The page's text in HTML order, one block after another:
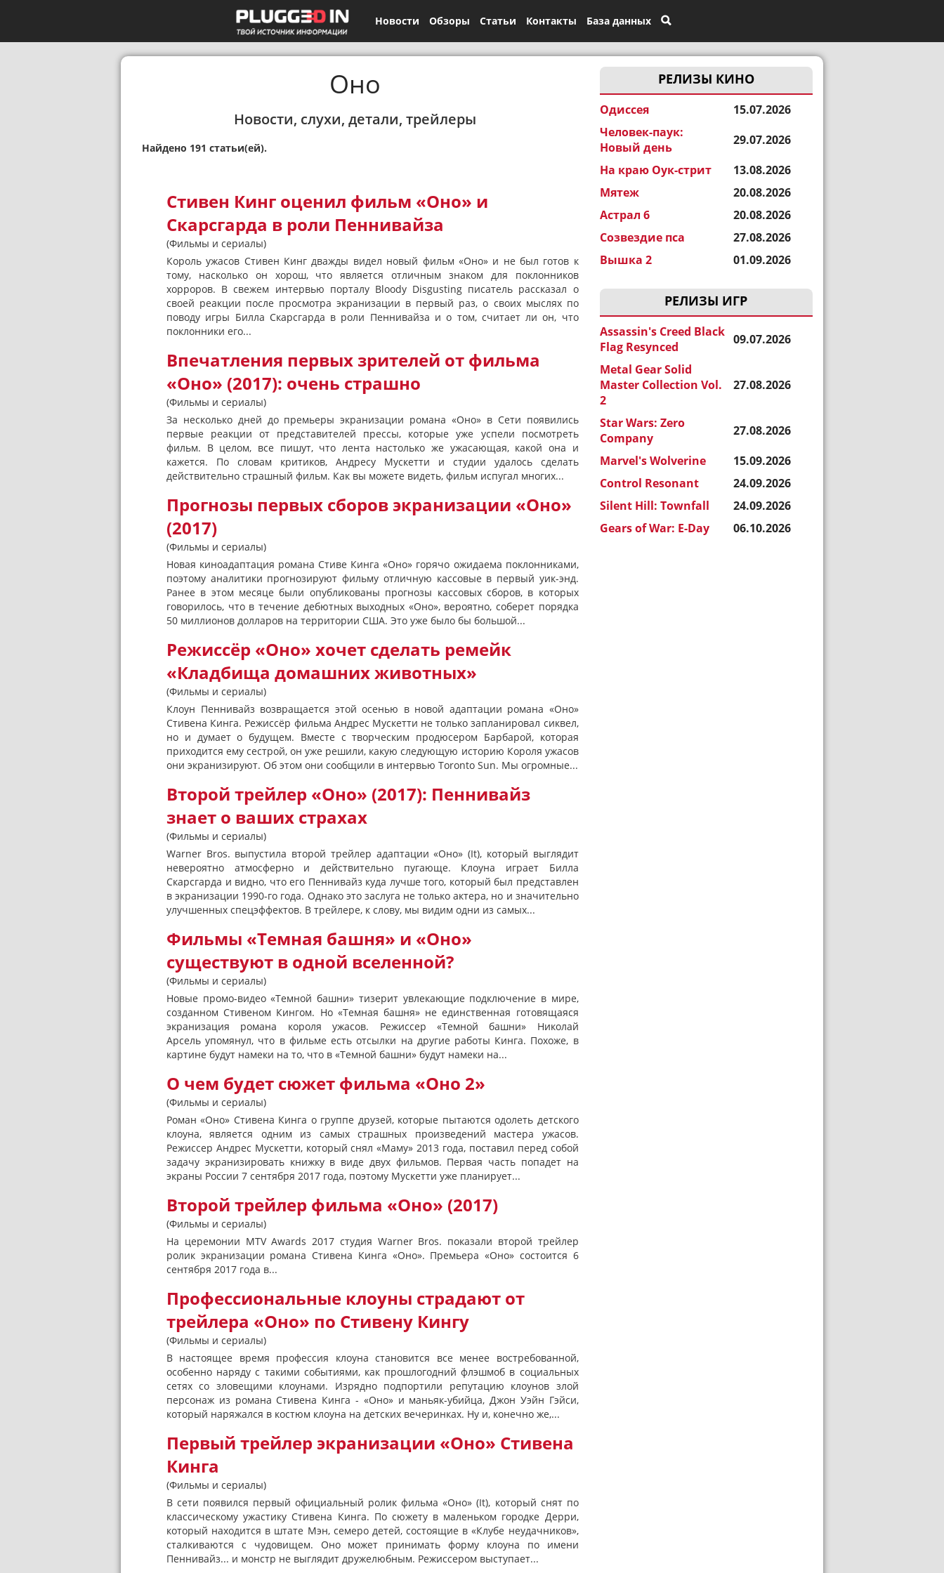
Новости Обзоры Статьи Контакты База данных
РЕЛИЗЫ КИНО
Одиссея
15.07.2026
Человек-паук:
Новый день
29.07.2026
На краю Оук-стрит
13.08.2026
Мятеж
20.08.2026
Астрал 6
20.08.2026
Созвездие пса
27.08.2026
Вышка 2
01.09.2026
РЕЛИЗЫ ИГР
Assassin's Creed Black
Flag Resynced
09.07.2026
Metal Gear Solid
Master Collection Vol.
2
27.08.2026
Star Wars: Zero
Company
27.08.2026
Marvel's Wolverine
15.09.2026
Control Resonant
24.09.2026
Silent Hill: Townfall
24.09.2026
Gears of War: E-Day
06.10.2026
Оно
Новости, слухи, детали, трейлеры
Найдено 191 статьи(ей).
Стивен Кинг оценил фильм «Оно» и
Скарсгарда в роли Пеннивайза
(Фильмы и сериалы)
Король ужасов Стивен Кинг дважды видел новый фильм «Оно» и не был готов к
тому, насколько он хорош, что является отличным знаком для поклонников
хорроров. В свежем интервью порталу Bloody Disgusting писатель рассказал о
своей реакции после просмотра экранизации в первый раз, о своих мыслях по
поводу игры Билла Скарсгарда в роли Пеннивайза и о том, считает ли он, что
поклонники его...
Впечатления первых зрителей от фильма
«Оно» (2017): очень страшно
(Фильмы и сериалы)
За несколько дней до премьеры экранизации романа «Оно» в Сети появились
первые реакции от представителей прессы, которые уже успели посмотреть
фильм. В целом, все пишут, что лента настолько же ужасающая, какой она и
кажется. По словам критиков, Андресу Мускетти и студии удалось сделать
действительно страшный фильм. Как вы можете видеть, фильм испугал многих...
Прогнозы первых сборов экранизации «Оно»
(2017)
(Фильмы и сериалы)
Новая киноадаптация романа Стиве Кинга «Оно» горячо ожидаема поклонниками,
поэтому аналитики прогнозируют фильму отличную кассовые в первый уик-энд.
Ранее в этом месяце были опубликованы прогнозы кассовых сборов, в которых
говорилось, что в течение дебютных выходных «Оно», вероятно, соберет порядка
50 миллионов долларов на территории США. Это уже было бы большой...
Режиссёр «Оно» хочет сделать ремейк
«Кладбища домашних животных»
(Фильмы и сериалы)
Клоун Пеннивайз возвращается этой осенью в новой адаптации романа «Оно»
Стивена Кинга. Режиссёр фильма Андрес Мускетти не только запланировал сиквел,
но и думает о будущем. Вместе с творческим продюсером Барбарой, которая
приходится ему сестрой, он уже решили, какую следующую историю Короля ужасов
они экранизируют. Об этом они сообщили в интервью Toronto Sun. Мы огромные...
Второй трейлер «Оно» (2017): Пеннивайз
знает о ваших страхах
(Фильмы и сериалы)
Warner Bros. выпустила второй трейлер адаптации «Оно» (It), который выглядит
невероятно атмосферно и действительно пугающе. Клоуна играет Билла
Скарсгарда и видно, что его Пеннивайз куда лучше того, который был представлен
в экранизации 1990-го года. Однако это заслуга не только актера, но и значительно
улучшенных спецэффектов. В трейлере, к слову, мы видим одни из самых...
Фильмы «Темная башня» и «Оно»
существуют в одной вселенной?
(Фильмы и сериалы)
Новые промо-видео «Темной башни» тизерит увлекающие подключение в мире,
созданном Стивеном Кингом. Но «Темная башня» не единственная готовящаяся
экранизация романа короля ужасов. Режиссер «Темной башни» Николай
Арсель упомянул, что в фильме есть отсылки на другие работы Кинга. Похоже, в
картине будут намеки на то, что в «Темной башни» будут намеки на...
О чем будет сюжет фильма «Оно 2»
(Фильмы и сериалы)
Роман «Оно» Стивена Кинга о группе друзей, которые пытаются одолеть детского
клоуна, является одним из самых страшных произведений мастера ужасов.
Режиссер Андрес Мускетти, который снял «Маму» 2013 года, поставил перед собой
задачу экранизировать книжку в виде двух фильмов. Первая часть попадет на
экраны России 7 сентября 2017 года, поэтому Мускетти уже планирует...
Второй трейлер фильма «Оно» (2017)
(Фильмы и сериалы)
На церемонии MTV Awards 2017 студия Warner Bros. показали второй трейлер
ролик экранизации романа Стивена Кинга «Оно». Премьера «Оно» состоится 6
сентября 2017 года в...
Профессиональные клоуны страдают от
трейлера «Оно» по Стивену Кингу
(Фильмы и сериалы)
В настоящее время профессия клоуна становится все менее востребованной,
особенно наряду с такими событиями, как прошлогодний флэшмоб в социальных
сетях со зловещими клоунами. Изрядно подпортили репутацию клоунов злой
персонаж из романа Стивена Кинга - «Оно» и маньяк-убийца, Джон Уэйн Гэйси,
который наряжался в костюм клоуна на детских вечеринках. Ну и, конечно же,...
Первый трейлер экранизации «Оно» Стивена
Кинга
(Фильмы и сериалы)
В сети появился первый официальный ролик фильма «Оно» (It), который снят по
классическому ужастику Стивена Кинга. По сюжету в маленьком городке Дерри,
который находится в штате Мэн, семеро детей, состоящие в «Клубе неудачников»,
сталкиваются с чудовищем. Оно может принимать форму клоуна по имени
Пеннивайз... и монстр не выглядит дружелюбным. Режиссером выступает...